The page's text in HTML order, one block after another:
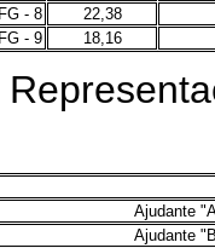
FG - 8
22,38
FG - 9
18,16
Ajudante
Ajudante